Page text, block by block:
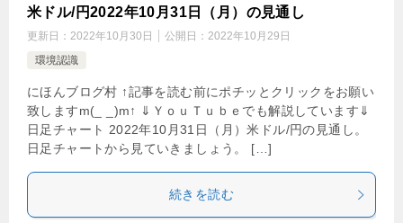
米ドル/円2022年10月31日（月）の見通し
更新日： 2022年10月30日 公開日： 2022年10月29日
環境認識
にほんブログ村 ↑記事を読む前にポチッとクリックをお願い
致しますm(_ _)m↑ ⇓ＹｏｕＴｕｂｅでも解説しています⇓
日足チャート 2022年10月31日（月）米ドル/円の見通し。
日足チャートから見ていきましょう。 […]
続きを読む